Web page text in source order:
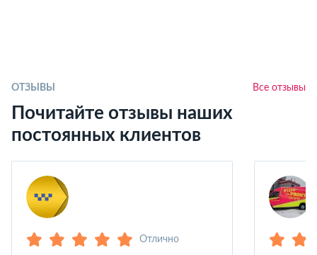
ОТЗЫВЫ Все отзывы
Почитайте отзывы наших
постоянных клиентов
Отлично